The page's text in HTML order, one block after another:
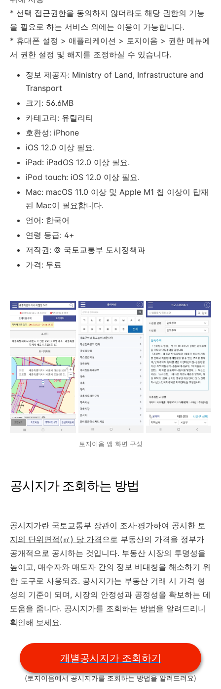
* 선택 접근권한을 동의하지 않더라도 해당 권한의 기능
을 필요로 하는 서비스 외에는 이용이 가능합니다.
* 휴대폰 설정 > 애플리케이션 > 토지이음 > 권한 메뉴에
서 권한 설정 및 해지를 조정하실 수 있습니다.
정보 제공자: Ministry of Land, Infrastructure and
Transport
크기: 56.6MB
카테고리: 유틸리티
호환성: iPhone
iOS 12.0 이상 필요.
iPad: iPadOS 12.0 이상 필요.
iPod touch: iOS 12.0 이상 필요.
Mac: macOS 11.0 이상 및 Apple M1 칩 이상이 탑재
된 Mac이 필요합니다.
언어: 한국어
연령 등급: 4+
저작권: © 국토교통부 도시정책과
가격: 무료
토지이음 앱 화면 구성
공시지가 조회하는 방법
공시지가란 국토교통부 장관이 조사·평가하여 공시한 토
지의 단위면적(㎡) 당 가격으로 부동산의 가격을 정부가
공개적으로 공시하는 것입니다. 부동산 시장의 투명성을
높이고, 매수자와 매도자 간의 정보 비대칭을 해소하기 위
한 도구로 사용되죠. 공시지가는 부동산 거래 시 가격 형
성의 기준이 되며, 시장의 안정성과 공정성을 확보하는 데
도움을 줍니다. 공시지가를 조회하는 방법을 알려드리니
확인해 보세요.
개별공시지가 조회하기
(토지이음에서 공시지가를 조회하는 방법을 알려드려요)